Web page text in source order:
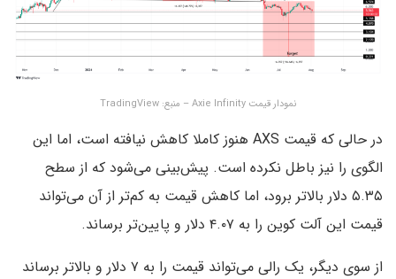
نمودار قیمت Axie Infinity – منبع: TradingView
در حالی که قیمت AXS هنوز کاملا کاهش نیافته است، اما این
الگوی را نیز باطل نکرده است. پیش‌بینی می‌شود که از سطح
۵.۳۵ دلار بالاتر برود، اما کاهش قیمت به کم‌تر از آن می‌تواند
قیمت این آلت کوین را به ۴.۰۷ دلار و پایین‌تر برساند.
از سوی دیگر، یک رالی می‌تواند قیمت را به ۷ دلار و بالاتر برساند